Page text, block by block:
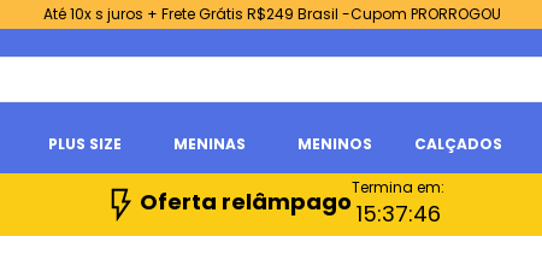
Até 10x s juros + Frete Grátis R$249 Brasil -Cupom PRORROGOU
PLUS SIZE MENINAS MENINOS CALÇADOS
Oferta relâmpagoTermina em:
15:37:45